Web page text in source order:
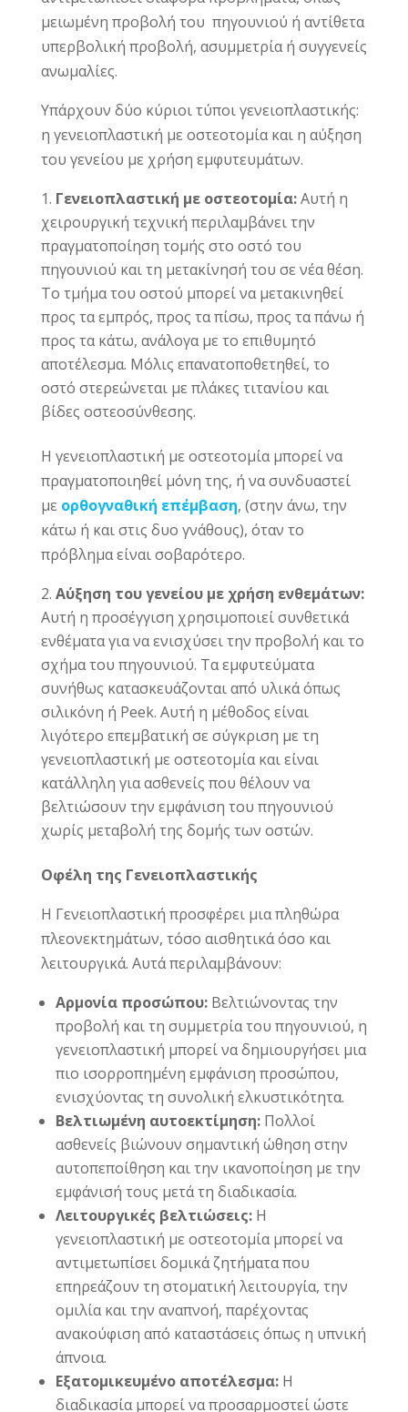
μειωμένη προβολή του πηγουνιού ή αντίθετα
υπερβολική προβολή, ασυμμετρία ή συγγενείς
ανωμαλίες.
Υπάρχουν δύο κύριοι τύποι γενειοπλαστικής:
η γενειοπλαστική με οστεοτομία και η αύξηση
του γενείου με χρήση εμφυτευμάτων.
Γενειοπλαστική με οστεοτομία:Αυτή η
χειρουργική τεχνική περιλαμβάνει την
πραγματοποίηση τομής στο οστό του
πηγουνιού και τη μετακίνησή του σε νέα θέση.
Το τμήμα του οστού μπορεί να μετακινηθεί
προς τα εμπρός, προς τα πίσω, προς τα πάνω ή
προς τα κάτω, ανάλογα με το επιθυμητό
αποτέλεσμα. Μόλις επανατοποθετηθεί, το
οστό στερεώνεται με πλάκες τιτανίου και
βίδες οστεοσύνθεσης.
Η γενειοπλαστική με οστεοτομία μπορεί να
πραγματοποιηθεί μόνη της, ή να συνδυαστεί
με ορθογναθική επέμβαση, (στην άνω, την
κάτω ή και στις δυο γνάθους), όταν το
πρόβλημα είναι σοβαρότερο.
Αύξηση του γενείου με χρήση ενθεμάτων:
Αυτή η προσέγγιση χρησιμοποιεί συνθετικά
ενθέματα για να ενισχύσει την προβολή και το
σχήμα του πηγουνιού. Τα εμφυτεύματα
συνήθως κατασκευάζονται από υλικά όπως
σιλικόνη ή Peek. Αυτή η μέθοδος είναι
λιγότερο επεμβατική σε σύγκριση με τη
γενειοπλαστική με οστεοτομία και είναι
κατάλληλη για ασθενείς που θέλουν να
βελτιώσουν την εμφάνιση του πηγουνιού
χωρίς μεταβολή της δομής των οστών.
Οφέλη της Γενειοπλαστικής
Η Γενειοπλαστική προσφέρει μια πληθώρα
πλεονεκτημάτων, τόσο αισθητικά όσο και
λειτουργικά. Αυτά περιλαμβάνουν:
Αρμονία προσώπου:Βελτιώνοντας την
προβολή και τη συμμετρία του πηγουνιού, η
γενειοπλαστική μπορεί να δημιουργήσει μια
πιο ισορροπημένη εμφάνιση προσώπου,
ενισχύοντας τη συνολική ελκυστικότητα.
Βελτιωμένη αυτοεκτίμηση:Πολλοί
ασθενείς βιώνουν σημαντική ώθηση στην
αυτοπεποίθηση και την ικανοποίηση με την
εμφάνισή τους μετά τη διαδικασία.
Λειτουργικές βελτιώσεις:Η
γενειοπλαστική με οστεοτομία μπορεί να
αντιμετωπίσει δομικά ζητήματα που
επηρεάζουν τη στοματική λειτουργία, την
ομιλία και την αναπνοή, παρέχοντας
ανακούφιση από καταστάσεις όπως η υπνική
άπνοια.
Εξατομικευμένο αποτέλεσμα:Η
διαδικασία μπορεί να προσαρμοστεί ώστε